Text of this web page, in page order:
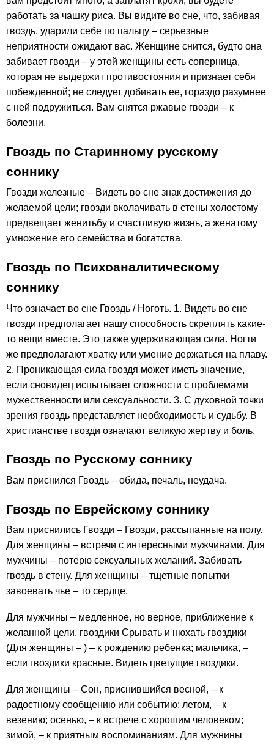
работать за чашку риса. Вы видите во сне, что, забивая
гвоздь, ударили себе по пальцу – серьезные
неприятности ожидают вас. Женщине снится, будто она
забивает гвозди – у этой женщины есть соперница,
которая не выдержит противостояния и признает себя
побежденной; не следует добивать ее, гораздо разумнее
с ней подружиться. Вам снятся ржавые гвозди – к
болезни.
Гвоздь по Старинному русскому
соннику
Гвозди железные – Видеть во сне знак достижения до
желаемой цели; гвозди вколачивать в стены холостому
предвещает женитьбу и счастливую жизнь, а женатому
умножение его семейства и богатства.
Гвоздь по Психоаналитическому
соннику
Что означает во сне Гвоздь / Ноготь. 1. Видеть во сне
гвозди предполагает нашу способность скреплять какие-
то вещи вместе. Это также удерживающая сила. Ногти
же предполагают хватку или умение держаться на плаву.
2. Проникающая сила гвоздя может иметь значение,
если сновидец испытывает сложности с проблемами
мужественности или сексуальности. 3. С духовной точки
зрения гвоздь представляет необходимость и судьбу. В
христианстве гвозди означают великую жертву и боль.
Гвоздь по Русскому соннику
Вам приснился Гвоздь – обида, печаль, неудача.
Гвоздь по Еврейскому соннику
Вам приснились Гвозди – Гвозди, рассыпанные на полу.
Для женщины – встречи с интересными мужчинами. Для
мужчины – потерю сексуальных желаний. Забивать
гвоздь в стену. Для женщины – тщетные попытки
завоевать чье – то сердце.
Для мужчины – медленное, но верное, приближение к
желанной цели. гвоздики Срывать и нюхать гвоздики
(Для женщины – ) – к рождению ребенка; мальчика, –
если гвоздики красные. Видеть цветущие гвоздики.
Для женщины – Сон, приснившийся весной, – к
радостному сообщению или событию; летом, – к
везению; осенью, – к встрече с хорошим человеком;
зимой, – к приятным воспоминаниям. Для мужнины